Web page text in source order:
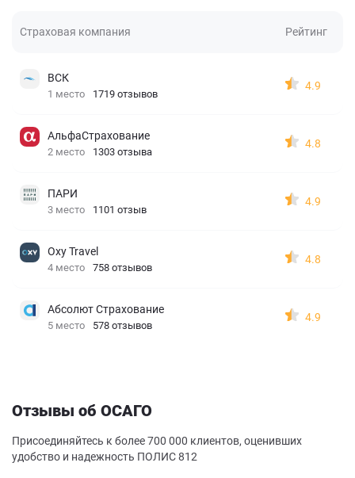
Страховая компания Рейтинг
ВСК
1 место 1719 отзывов
4.9
АльфаСтрахование
2 место 1303 отзыва
4.8
ПАРИ
3 место 1101 отзыв
4.9
Oxy Travel
4 место 758 отзывов
4.8
Абсолют Страхование
5 место 578 отзывов
4.9
Отзывы об ОСАГО
Присоединяйтесь к более 700 000 клиентов, оценивших
удобство и надежность ПОЛИС 812